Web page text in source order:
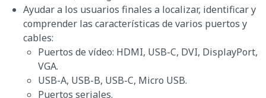
Ayudar a los usuarios finales a localizar, identificar y
comprender las características de varios puertos y
cables:
Puertos de vídeo: HDMI, USB-C, DVI, DisplayPort,
VGA.
USB-A, USB-B, USB-C, Micro USB.
Puertos seriales.